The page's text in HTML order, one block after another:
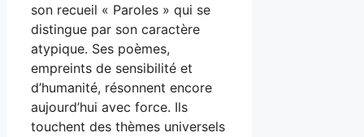
son recueil « Paroles » qui se
distingue par son caractère
atypique. Ses poèmes,
empreints de sensibilité et
d’humanité, résonnent encore
aujourd’hui avec force. Ils
touchent des thèmes universels